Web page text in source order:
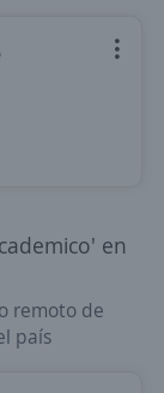
en
remoto de
país